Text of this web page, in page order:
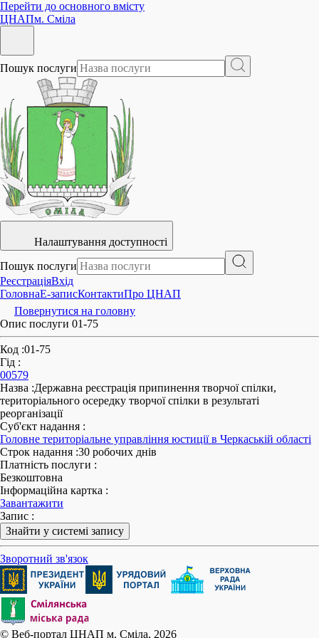
Перейти до основного вмісту
ЦНАПм. Сміла
Пошук послуги
Налаштування доступності
Пошук послуги
РеєстраціяВхід
ГоловнаE-записКонтактиПро ЦНАП
Повернутися на головну
Опис послуги 01-75
Код :01-75
Гід :
00579
Назва :Державна реєстрація припинення творчої спілки,
територіального осередку творчої спілки в результаті
реорганізації
Суб'єкт надання :
Головне територіальне управління юстиції в Черкаській області
Строк надання :30 робочих днів
Платність послуги :
Безкоштовна
Інформаційна картка :
Завантажити
Запис :
Знайти у системі запису
Зворотний зв'язок
© Веб-портал ЦНАП м. Сміла, 2026